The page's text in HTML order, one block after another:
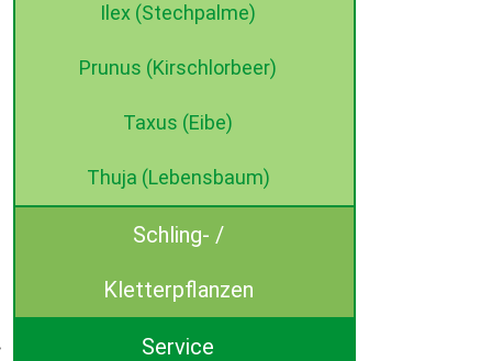
Ilex (Stechpalme)
Prunus (Kirschlorbeer)
Taxus (Eibe)
Thuja (Lebensbaum)
Schling- /
Kletterpflanzen
Service